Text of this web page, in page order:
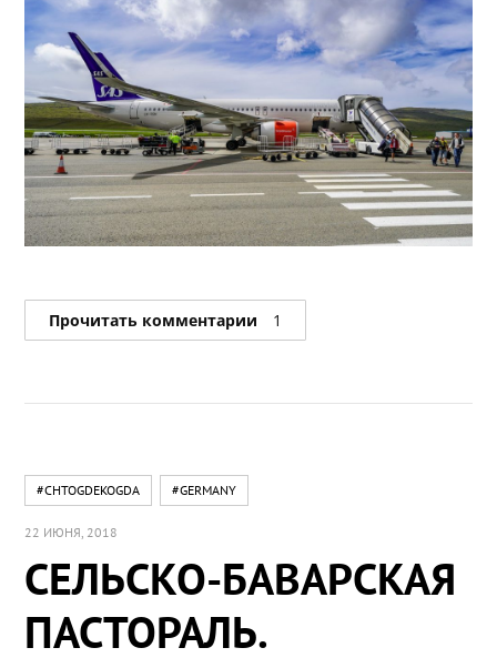
Прочитать комментарии 1
#CHTOGDEKOGDA #GERMANY
22 ИЮНЯ, 2018
СЕЛЬСКО-БАВАРСКАЯ
ПАСТОРАЛЬ.